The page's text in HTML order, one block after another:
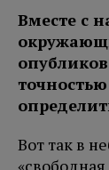
Вместе с
Вот так в